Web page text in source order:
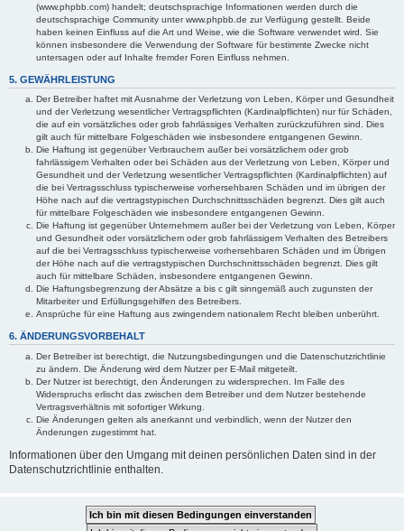
(www.phpbb.com) handelt; deutschsprachige Informationen werden durch die
deutschsprachige Community unter www.phpbb.de zur Verfügung gestellt. Beide
haben keinen Einfluss auf die Art und Weise, wie die Software verwendet wird. Sie
können insbesondere die Verwendung der Software für bestimmte Zwecke nicht
untersagen oder auf Inhalte fremder Foren Einfluss nehmen.
5. GEWÄHRLEISTUNG
Der Betreiber haftet mit Ausnahme der Verletzung von Leben, Körper und Gesundheit
und der Verletzung wesentlicher Vertragspflichten (Kardinalpflichten) nur für Schäden,
die auf ein vorsätzliches oder grob fahrlässiges Verhalten zurückzuführen sind. Dies
gilt auch für mittelbare Folgeschäden wie insbesondere entgangenen Gewinn.
Die Haftung ist gegenüber Verbrauchern außer bei vorsätzlichem oder grob
fahrlässigem Verhalten oder bei Schäden aus der Verletzung von Leben, Körper und
Gesundheit und der Verletzung wesentlicher Vertragspflichten (Kardinalpflichten) auf
die bei Vertragsschluss typischerweise vorhersehbaren Schäden und im übrigen der
Höhe nach auf die vertragstypischen Durchschnittsschäden begrenzt. Dies gilt auch
für mittelbare Folgeschäden wie insbesondere entgangenen Gewinn.
Die Haftung ist gegenüber Unternehmern außer bei der Verletzung von Leben, Körper
und Gesundheit oder vorsätzlichem oder grob fahrlässigem Verhalten des Betreibers
auf die bei Vertragsschluss typischerweise vorhersehbaren Schäden und im Übrigen
der Höhe nach auf die vertragstypischen Durchschnittsschäden begrenzt. Dies gilt
auch für mittelbare Schäden, insbesondere entgangenen Gewinn.
Die Haftungsbegrenzung der Absätze a bis c gilt sinngemäß auch zugunsten der
Mitarbeiter und Erfüllungsgehilfen des Betreibers.
Ansprüche für eine Haftung aus zwingendem nationalem Recht bleiben unberührt.
6. ÄNDERUNGSVORBEHALT
Der Betreiber ist berechtigt, die Nutzungsbedingungen und die Datenschutzrichtlinie
zu ändern. Die Änderung wird dem Nutzer per E-Mail mitgeteilt.
Der Nutzer ist berechtigt, den Änderungen zu widersprechen. Im Falle des
Widerspruchs erlischt das zwischen dem Betreiber und dem Nutzer bestehende
Vertragsverhältnis mit sofortiger Wirkung.
Die Änderungen gelten als anerkannt und verbindlich, wenn der Nutzer den
Änderungen zugestimmt hat.
Informationen über den Umgang mit deinen persönlichen Daten sind in der
Datenschutzrichtlinie enthalten.